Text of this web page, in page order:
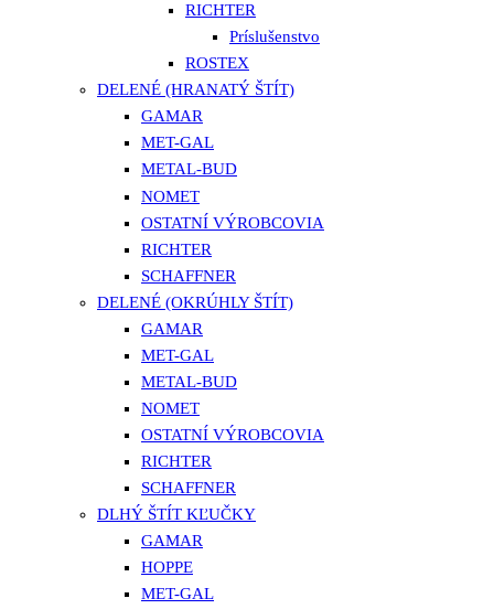
RICHTER
Príslušenstvo
ROSTEX
DELENÉ (HRANATÝ ŠTÍT)
GAMAR
MET-GAL
METAL-BUD
NOMET
OSTATNÍ VÝROBCOVIA
RICHTER
SCHAFFNER
DELENÉ (OKRÚHLY ŠTÍT)
GAMAR
MET-GAL
METAL-BUD
NOMET
OSTATNÍ VÝROBCOVIA
RICHTER
SCHAFFNER
DLHÝ ŠTÍT KĽUČKY
GAMAR
HOPPE
MET-GAL